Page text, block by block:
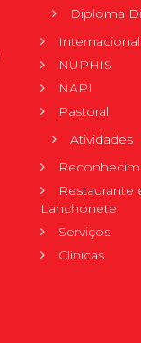
Diploma
Internacional
NUPHIS
NAPI
Pastoral
Atividades
Restaurante
Lanchonete
Serviços
Clínicas